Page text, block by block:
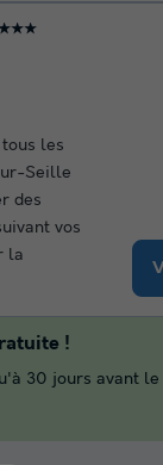
les
Seille
des
vos
la
!
30 jours avant le